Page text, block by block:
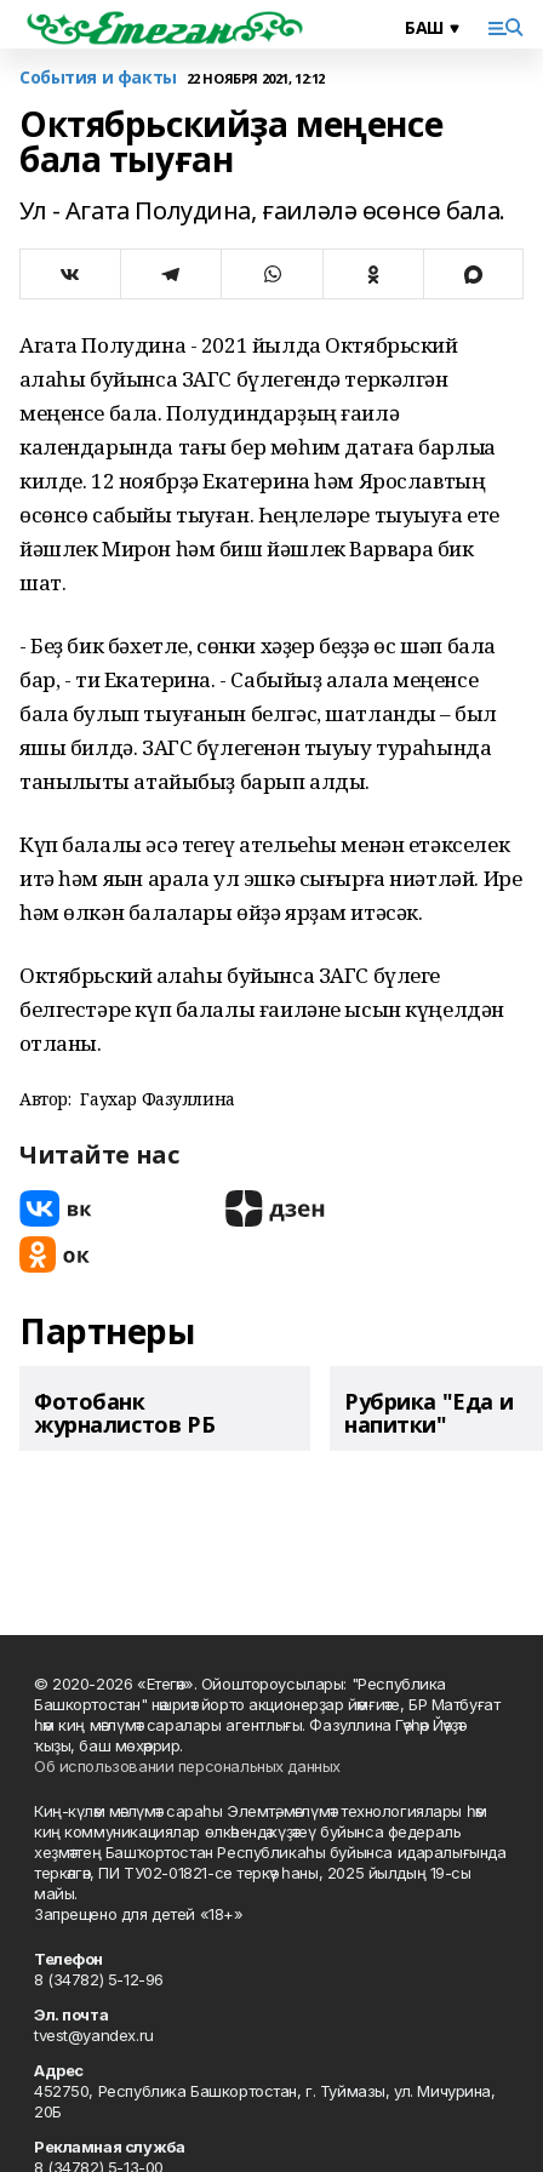
События и факты 22 НОЯБРЯ 2021, 12:12
Октябрьскийҙа меңенсе
бала тыуған
Ул - Агата Полудина, ғаиләлә өсөнсө бала.
Агата Полудина - 2021 йылда Октябрьский
ҡалаһы буйынса ЗАГС бүлегендә теркәлгән
меңенсе бала. Полудиндарҙың ғаилә
календарында тағы бер мөһим датаға барлыҡҡа
килде. 12 ноябрҙә Екатерина һәм Ярославтың
өсөнсө сабыйы тыуған. Һеңлеләре тыуыуға ете
йәшлек Мирон һәм биш йәшлек Варвара бик
шат.
- Беҙ бик бәхетле, сөнки хәҙер беҙҙә өс шәп бала
бар, - ти Екатерина. - Сабыйыҙ ҡалала меңенсе
бала булып тыуғанын белгәс, шатландыҡ – был
яҡшы билдә. ЗАГС бүлегенән тыуыу тураһында
таныҡлыҡты атайыбыҙ барып алды.
Күп балалы әсә тегеү ательеһы менән етәкселек
итә һәм яҡын арала ул эшкә сығырға ниәтләй. Ире
һәм өлкән балалары өйҙә ярҙам итәсәк.
Октябрьский ҡалаһы буйынса ЗАГС бүлеге
белгестәре күп балалы ғаиләне ысын күңелдән
ҡотланы.
Автор: Гаухар Фазуллина
Читайте нас
Партнеры
Фотобанк
журналистов РБ
Рубрика "Еда и
напитки"
© 2020-2026 «Етегән». Ойоштороусылары: "Республика
Башкортостан" нәшриәт йорто акционерҙар йәмғиәте, БР Матбуғат
һәм киң мәғлүмәт саралары агентлығы. Фазуллина Гәүһәр Йәүҙәт
ҡыҙы, баш мөхәррир.
Об использовании персональных данных
Киң-күләм мәғлүмәт сараһы Элемтә, мәғлүмәт технологиялары һәм
киң коммуникациялар өлкәһендә күҙәтеү буйынса федераль
хеҙмәттең Башҡортостан Республикаһы буйынса идаралығында
теркәлгән, ПИ ТУ02-01821-се теркәү һаны, 2025 йылдың 19-сы
майы.
Запрещено для детей «18+»
Телефон
8 (34782) 5-12-96
Эл. почта
tvest@yandex.ru
Адрес
452750, Республика Башкортостан, г. Туймазы, ул. Мичурина,
20Б
Рекламная служба
8 (34782) 5-13-00